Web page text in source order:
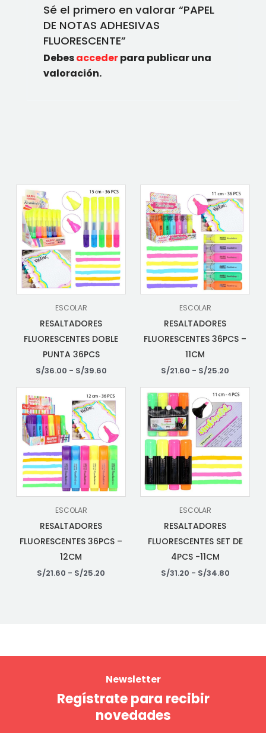
Sé el primero en valorar “PAPEL
DE NOTAS ADHESIVAS
FLUORESCENTE”
Debesaccederpara publicar una
valoración.
ESCOLAR
RESALTADORES
FLUORESCENTES DOBLE
PUNTA 36PCS
S/36.00 - S/39.60
ESCOLAR
RESALTADORES
FLUORESCENTES 36PCS –
11CM
S/21.60 - S/25.20
ESCOLAR
RESALTADORES
FLUORESCENTES 36PCS –
12CM
S/21.60 - S/25.20
ESCOLAR
RESALTADORES
FLUORESCENTES SET DE
4PCS -11CM
S/31.20 - S/34.80
Newsletter
Regístrate para recibir
novedades